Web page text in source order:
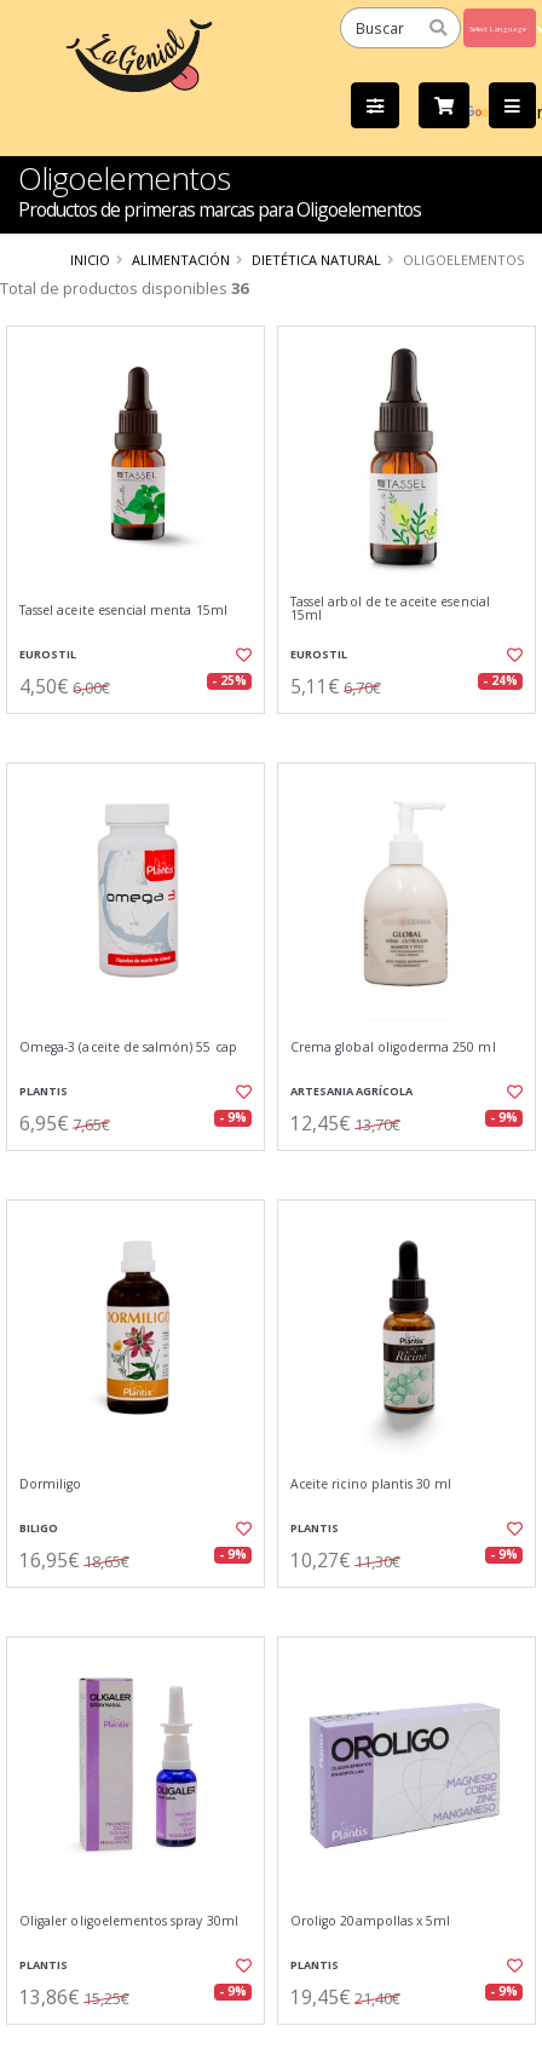
by
Oligoelementos
Productos de primeras marcas para Oligoelementos
INICIO ALIMENTACIÓN DIETÉTICA NATURAL OLIGOELEMENTOS
Total de productos disponibles 36
Tassel aceite esencial menta 15ml
EUROSTIL
4,50€ 6,00€ - 25%
Tassel arbol de te aceite esencial
15ml
EUROSTIL
5,11€ 6,70€ - 24%
Omega-3 (aceite de salmón) 55 cap
PLANTIS
6,95€ 7,65€ - 9%
Crema global oligoderma 250 ml
ARTESANIA AGRÍCOLA
12,45€ 13,70€ - 9%
Dormiligo
BILIGO
16,95€ 18,65€ - 9%
Aceite ricino plantis 30 ml
PLANTIS
10,27€ 11,30€ - 9%
Oligaler oligoelementos spray 30ml
PLANTIS
13,86€ 15,25€ - 9%
Oroligo 20ampollas x 5ml
PLANTIS
19,45€ 21,40€ - 9%